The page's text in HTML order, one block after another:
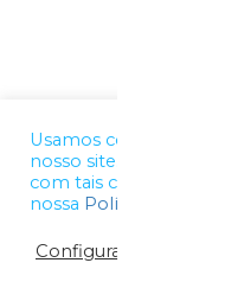
Usamos cookies para
nosso site. Ao utilizar
com tais condições.
nossa Política de
Configurações de